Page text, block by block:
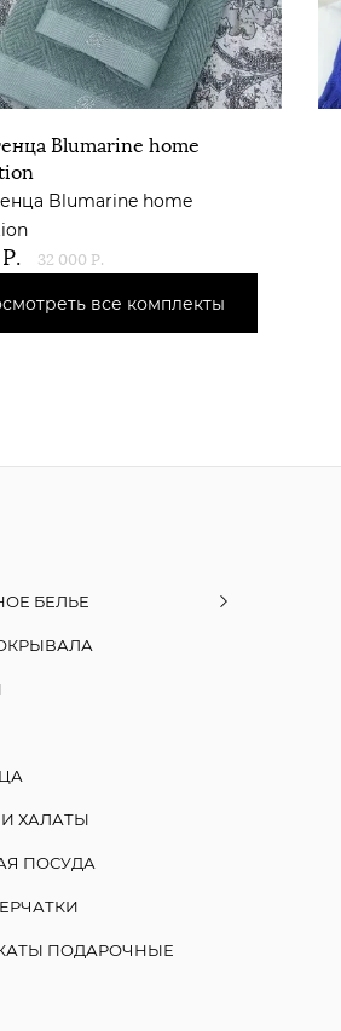
Blumarine home
Blumarine home
32 000 Р.
Р.
все комплекты
БЕЛЬЕ
ХАЛАТЫ
ПОСУДА
ПОДАРОЧНЫЕ